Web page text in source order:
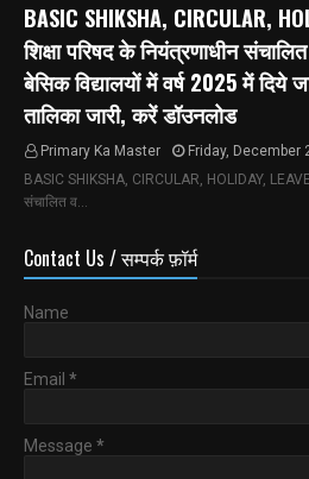
BASIC SHIKSHA, CIRCULAR,
शिक्षा परिषद के नियंत्रणाधीन संचालित
बेसिक विद्यालयों में वर्ष 2025 में दिये
तालिका जारी, करें डॉउनलोड
Primary Ka Master
Friday, December
BASIC SHIKSHA, CIRCULAR, HOLIDAY, LEAVE
संचालित व…
Contact Us / सम्पर्क फ़ॉर्म
Name
Email *
Message *